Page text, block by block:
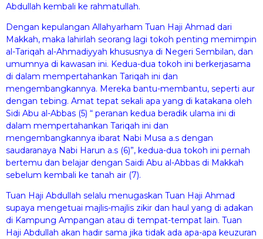
Abdullah kembali ke rahmatullah.
Dengan kepulangan Allahyarham Tuan Haji Ahmad dari
Makkah, maka lahirlah seorang lagi tokoh penting memimpin
al-Tariqah al-Ahmadiyyah khususnya di Negeri Sembilan, dan
umumnya di kawasan ini. Kedua-dua tokoh ini berkerjasama
di dalam mempertahankan Tariqah ini dan
mengembangkannya. Mereka bantu-membantu, seperti aur
dengan tebing. Amat tepat sekali apa yang di katakana oleh
Sidi Abu al-Abbas (5) “ peranan kedua beradik ulama ini di
dalam mempertahankan Tariqah ini dan
mengembangkannya ibarat Nabi Musa a.s dengan
saudaranaya Nabi Harun a.s (6)”, kedua-dua tokoh ini pernah
bertemu dan belajar dengan Saidi Abu al-Abbas di Makkah
sebelum kembali ke tanah air (7).
Tuan Haji Abdullah selalu menugaskan Tuan Haji Ahmad
supaya mengetuai majlis-majlis zikir dan haul yang di adakan
di Kampung Ampangan atau di tempat-tempat lain. Tuan
Haji Abdullah akan hadir sama jika tidak ada apa-apa keuzuran